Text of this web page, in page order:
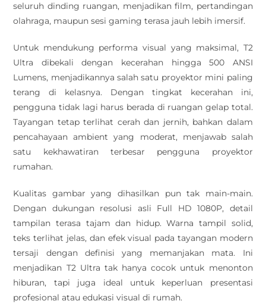
seluruh dinding ruangan, menjadikan film, pertandingan
olahraga, maupun sesi gaming terasa jauh lebih imersif.
Untuk mendukung performa visual yang maksimal, T2
Ultra dibekali dengan kecerahan hingga 500 ANSI
Lumens, menjadikannya salah satu proyektor mini paling
terang di kelasnya. Dengan tingkat kecerahan ini,
pengguna tidak lagi harus berada di ruangan gelap total.
Tayangan tetap terlihat cerah dan jernih, bahkan dalam
pencahayaan ambient yang moderat, menjawab salah
satu kekhawatiran terbesar pengguna proyektor
rumahan.
Kualitas gambar yang dihasilkan pun tak main-main.
Dengan dukungan resolusi asli Full HD 1080P, detail
tampilan terasa tajam dan hidup. Warna tampil solid,
teks terlihat jelas, dan efek visual pada tayangan modern
tersaji dengan definisi yang memanjakan mata. Ini
menjadikan T2 Ultra tak hanya cocok untuk menonton
hiburan, tapi juga ideal untuk keperluan presentasi
profesional atau edukasi visual di rumah.